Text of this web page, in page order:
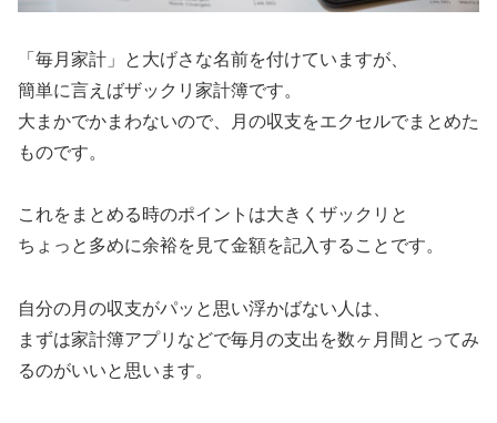
「毎月家計」と大げさな名前を付けていますが、
簡単に言えばザックリ家計簿です。
大まかでかまわないので、月の収支をエクセルでまとめた
ものです。
これをまとめる時のポイントは大きくザックリと
ちょっと多めに余裕を見て金額を記入することです。
自分の月の収支がパッと思い浮かばない人は、
まずは家計簿アプリなどで毎月の支出を数ヶ月間とってみ
るのがいいと思います。